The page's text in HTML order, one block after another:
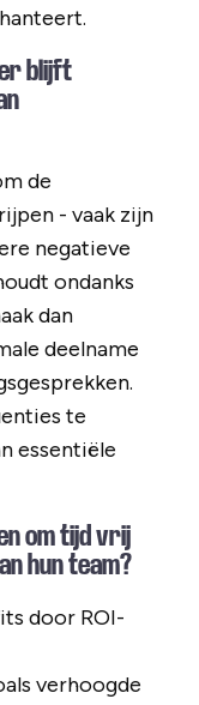
blijft
de
- vaak zijn
negatieve
ondanks
dan
deelname
te
essentiële
om tijd vrij
hun team?
door ROI-
verhoogde